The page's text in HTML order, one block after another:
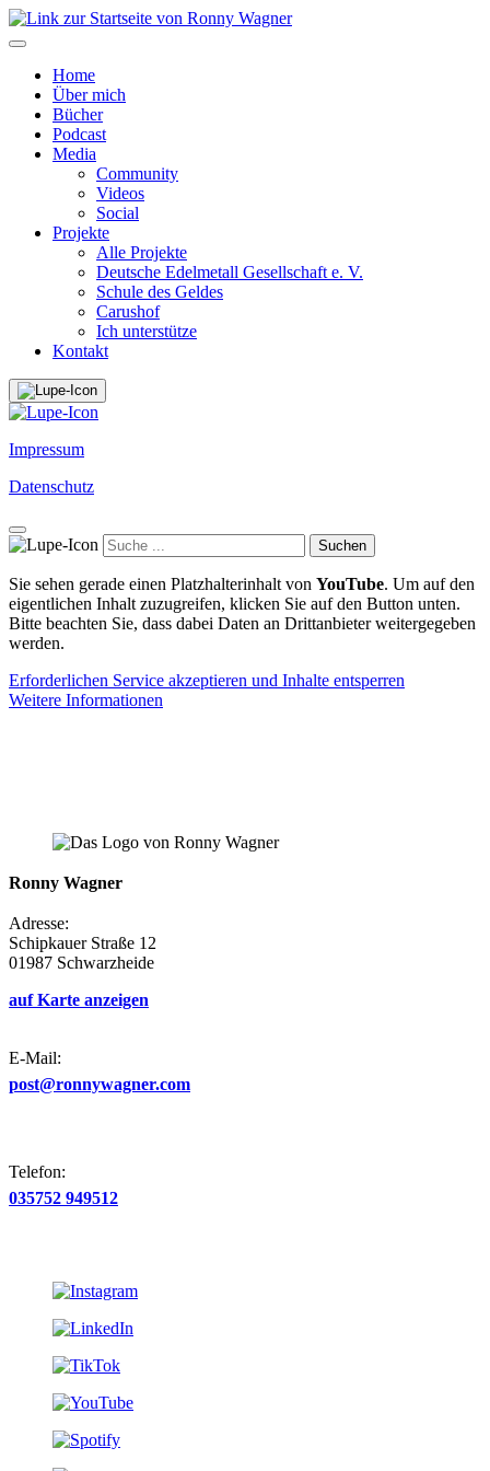
Home
Über mich
Bücher
Podcast
Media
Community
Videos
Social
Projekte
Alle Projekte
Deutsche Edelmetall Gesellschaft e. V.
Schule des Geldes
Carushof
Ich unterstütze
Kontakt
Impressum
Datenschutz
Suchen
Sie sehen gerade einen Platzhalterinhalt von YouTube. Um auf den
eigentlichen Inhalt zuzugreifen, klicken Sie auf den Button unten.
Bitte beachten Sie, dass dabei Daten an Drittanbieter weitergegeben
werden.
Erforderlichen Service akzeptieren und Inhalte entsperren
Weitere Informationen
Ronny Wagner
Adresse:
Schipkauer Straße 12
01987 Schwarzheide
auf Karte anzeigen
E-Mail:
post@ronnywagner.com
Telefon:
035752 949512